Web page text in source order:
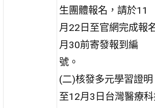
生團體報名，請於11
月22日至官網完成報
月30前寄發報到編
號。
(二)核發多元學習證
至12月3日台灣醫療